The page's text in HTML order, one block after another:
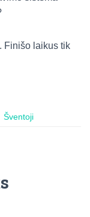
Finišo laikus tik
Šventoji